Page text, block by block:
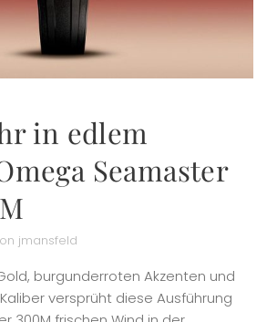
in edlem
Seamaster
jmansfeld
burgunderroten Akzenten und
versprüht diese Ausführung